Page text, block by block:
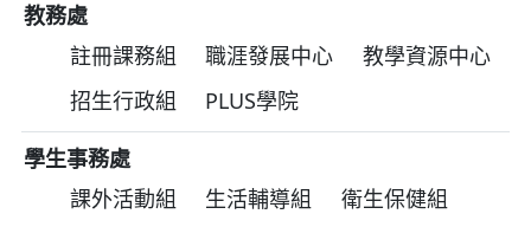
教務處
註冊課務組
職涯發展中心
教學資源中心
招生行政組
PLUS學院
學生事務處
課外活動組
生活輔導組
衛生保健組